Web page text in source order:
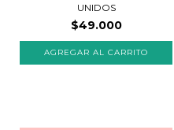
UNIDOS
$49.000